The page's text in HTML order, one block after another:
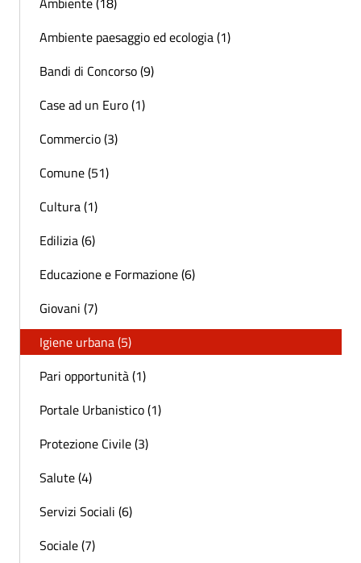
Ambiente paesaggio ed ecologia (1)
Bandi di Concorso (9)
Case ad un Euro (1)
Commercio (3)
Comune (51)
Cultura (1)
Edilizia (6)
Educazione e Formazione (6)
Giovani (7)
Igiene urbana (5)
Pari opportunità (1)
Portale Urbanistico (1)
Protezione Civile (3)
Salute (4)
Servizi Sociali (6)
Sociale (7)